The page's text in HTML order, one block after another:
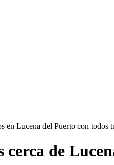
en Lucena del Puerto con todos
cerca de